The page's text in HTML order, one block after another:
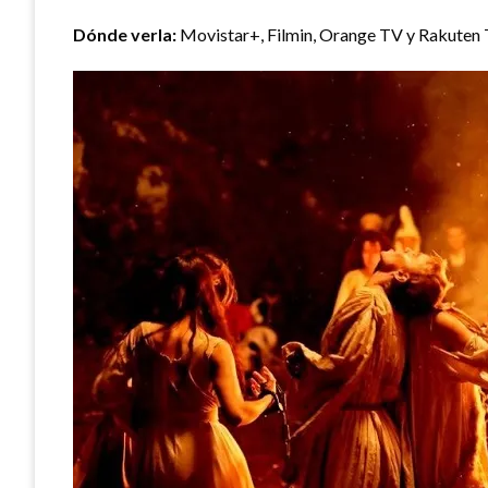
Dónde verla: Movistar+, Filmin, Orange TV y Rakuten